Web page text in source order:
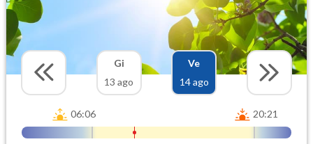
Gi
13 ago
Ve
14 ago
06:06 20:21